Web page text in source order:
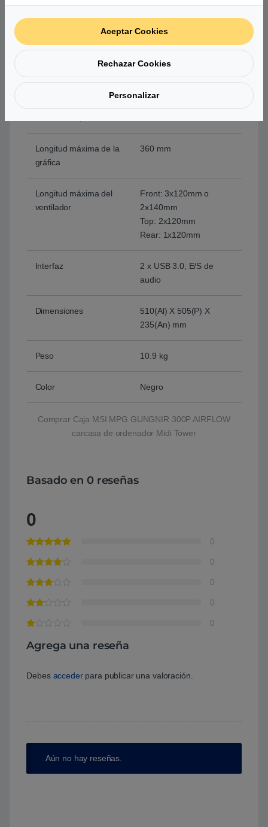
Longitud máxima de la
gráfica
360 mm
Longitud máxima del
ventilador
Front: 3x120mm o
2x140mm
Top: 2x120mm
Rear: 1x120mm
Interfaz
2 x USB 3.0, E/S de
audio
Dimensiones
510(Al) X 505(P) X
235(An) mm
Peso 10.9 kg
Color Negro
Comprar Caja MSI MPG GUNGNIR 300P AIRFLOW
carcasa de ordenador Midi Tower
Basado en 0 reseñas
0
0
0
0
0
0
Agrega una reseña
Debes accederpara publicar una valoración.
Aún no hay reseñas.
Aceptar Cookies
Rechazar Cookies
Personalizar